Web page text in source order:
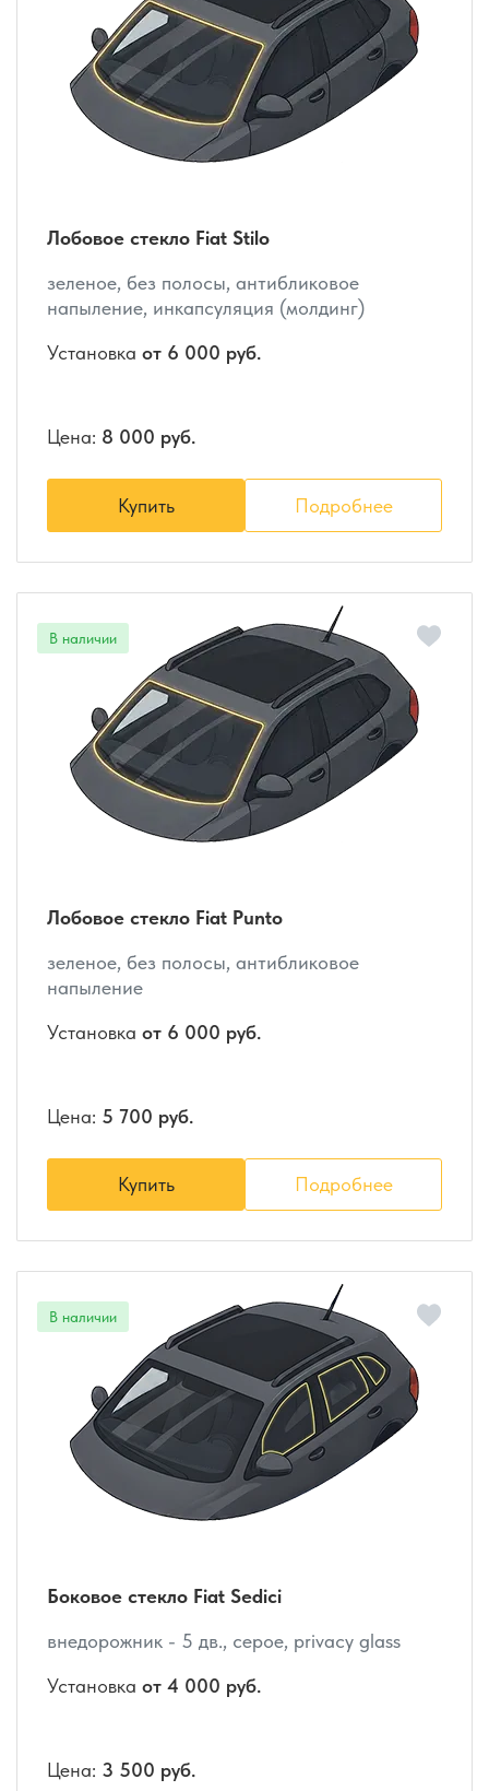
Лобовое стекло Fiat Stilo
зеленое, без полосы, антибликовое
напыление, инкапсуляция (молдинг)
Установка от 6 000 руб.
Цена: 8 000 руб.
Купить Подробнее
Лобовое стекло Fiat Punto
зеленое, без полосы, антибликовое
напыление
Установка от 6 000 руб.
Цена: 5 700 руб.
Купить Подробнее
Боковое стекло Fiat Sedici
внедорожник - 5 дв., серое, privacy glass
Установка от 4 000 руб.
Цена: 3 500 руб.